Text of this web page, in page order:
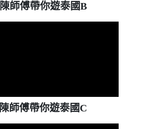
陳師傅帶你遊泰國B
陳師傅帶你遊泰國C